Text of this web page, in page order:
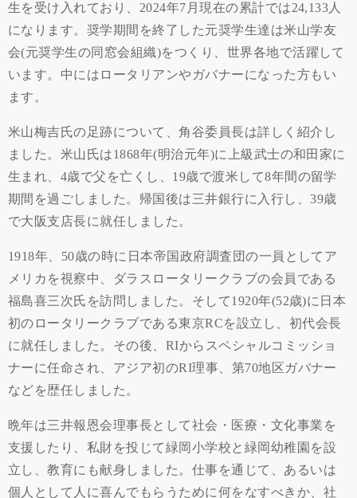
生を受け入れており、2024年7月現在の累計では24,133人
になります。奨学期間を終了した元奨学生達は米山学友
会(元奨学生の同窓会組織)をつくり、世界各地で活躍して
います。中にはロータリアンやガバナーになった方もい
ます。
米山梅吉氏の足跡について、角谷委員長は詳しく紹介し
ました。米山氏は1868年(明治元年)に上級武士の和田家に
生まれ、4歳で父を亡くし、19歳で渡米して8年間の留学
期間を過ごしました。帰国後は三井銀行に入行し、39歳
で大阪支店長に就任しました。
1918年、50歳の時に日本帝国政府調査団の一員としてア
メリカを視察中、ダラスロータリークラブの会員である
福島喜三次氏を訪問しました。そして1920年(52歳)に日本
初のロータリークラブである東京RCを設立し、初代会長
に就任しました。その後、RIからスペシャルコミッショ
ナーに任命され、アジア初のRI理事、第70地区ガバナー
などを歴任しました。
晩年は三井報恩会理事長として社会・医療・文化事業を
支援したり、私財を投じて緑岡小学校と緑岡幼稚園を設
立し、教育にも献身しました。仕事を通じて、あるいは
個人として人に喜んでもらうために何をなすべきか、社